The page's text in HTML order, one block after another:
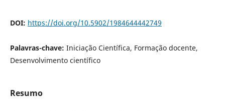
DOI: https://doi.org/10.5902/1984644442749
Palavras-chave: Iniciação Científica, Formação docente,
Desenvolvimento científico
Resumo